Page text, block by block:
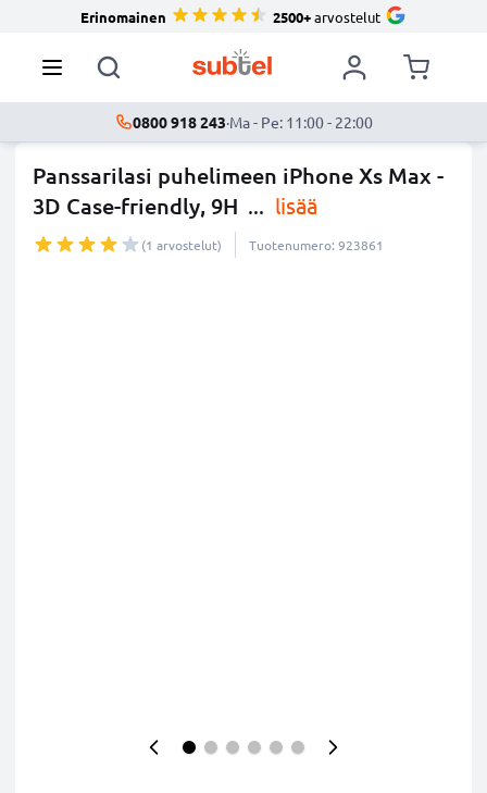
Erinomainen 2500+arvostelut
0800 918 243·Ma - Pe: 11:00 - 22:00
Panssarilasi puhelimeen iPhone Xs Max -
3D Case-friendly, 9H ... lisää
(1 arvostelut) Tuotenumero: 923861